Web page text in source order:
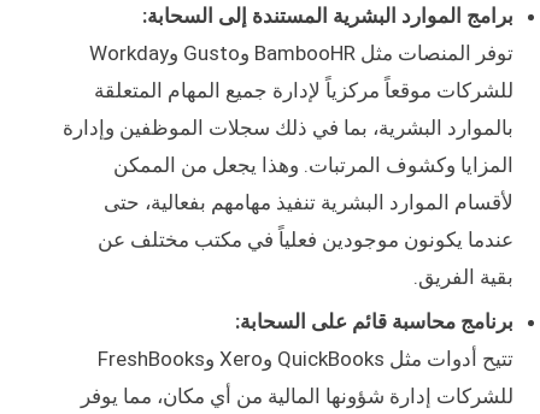
برامج الموارد البشرية المستندة إلى السحابة:
توفر المنصات مثل BambooHR وGusto وWorkday
للشركات موقعاً مركزياً لإدارة جميع المهام المتعلقة
بالموارد البشرية، بما في ذلك سجلات الموظفين وإدارة
المزايا وكشوف المرتبات. وهذا يجعل من الممكن
لأقسام الموارد البشرية تنفيذ مهامهم بفعالية، حتى
عندما يكونون موجودين فعلياً في مكتب مختلف عن
بقية الفريق.
برنامج محاسبة قائم على السحابة:
تتيح أدوات مثل QuickBooks وXero وFreshBooks
للشركات إدارة شؤونها المالية من أي مكان، مما يوفر